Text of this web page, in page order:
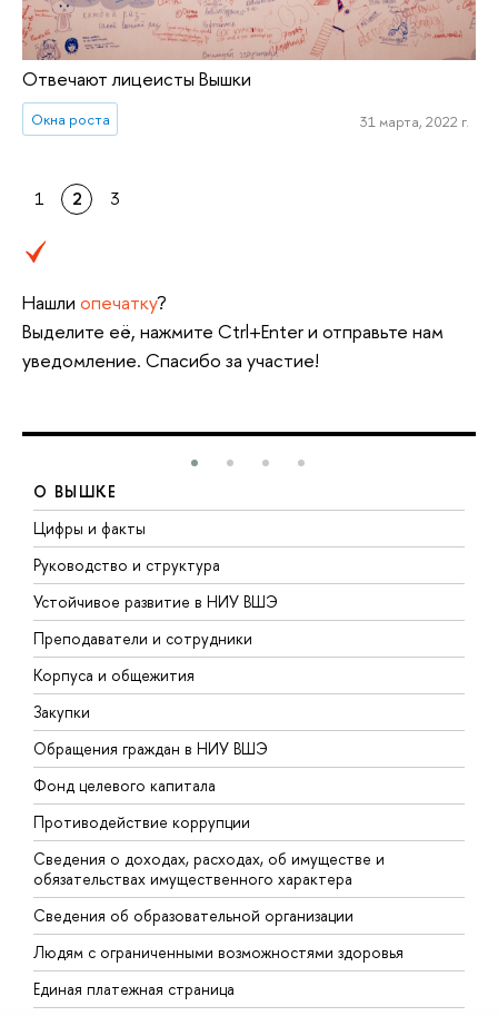
Отвечают лицеисты Вышки
Окна роста 31 марта, 2022 г.
1 2 3
Нашли опечатку?
Выделите её, нажмите Ctrl+Enter и отправьте нам
уведомление. Спасибо за участие!
О ВЫШКЕ
Цифры и факты
Руководство и структура
Устойчивое развитие в НИУ ВШЭ
Преподаватели и сотрудники
Корпуса и общежития
Закупки
Обращения граждан в НИУ ВШЭ
Фонд целевого капитала
Противодействие коррупции
Сведения о доходах, расходах, об имуществе и
обязательствах имущественного характера
Сведения об образовательной организации
Людям с ограниченными возможностями здоровья
Единая платежная страница